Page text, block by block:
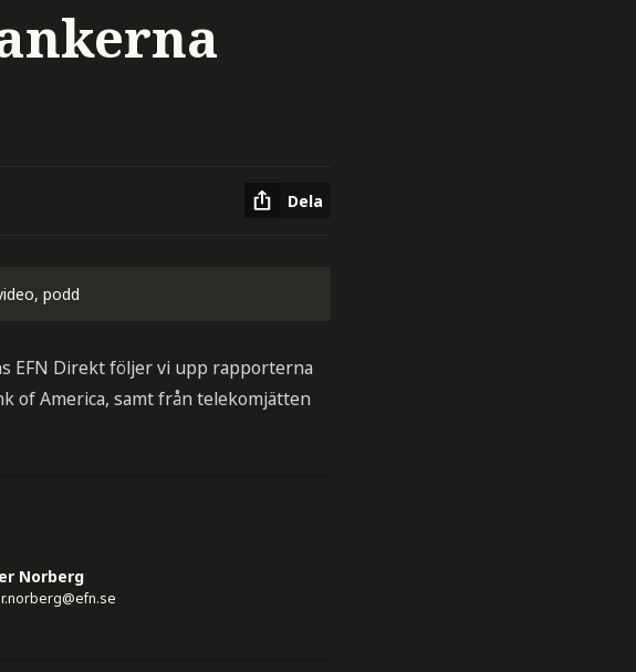
Dela
podd
EFN Direkt följer vi upp rapporterna
of America, samt från telekomjätten
Norberg